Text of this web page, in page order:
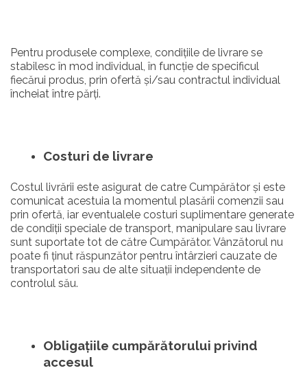
Pentru produsele complexe, condițiile de livrare se
stabilesc în mod individual, în funcție de specificul
fiecărui produs, prin ofertă și/sau contractul individual
încheiat între părți.
Costuri de livrare
Costul livrării este asigurat de catre Cumpărător și este
comunicat acestuia la momentul plasării comenzii sau
prin ofertă, iar eventualele costuri suplimentare generate
de condiții speciale de transport, manipulare sau livrare
sunt suportate tot de către Cumpărător. Vânzătorul nu
poate fi ținut răspunzător pentru întârzieri cauzate de
transportatori sau de alte situații independente de
controlul său.
Obligațiile cumpărătorului privind
accesul